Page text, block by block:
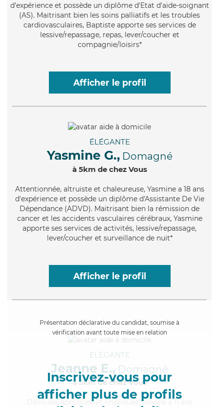
d'expérience et possède un diplôme d'Etat d'aide-soignant
(AS). Maitrisant bien les soins palliatifs et les troubles
cardiovasculaires, Baptiste apporte ses services de
lessive/repassage, repas, lever/coucher et
compagnie/loisirs*
Afficher le profil
ÉLÉGANTE
Yasmine G., Domagné
à 5km de chez Vous
Attentionnée, altruiste et chaleureuse, Yasmine a 18 ans
d'expérience et possède un diplôme d'Assistante De Vie
Dépendance (ADVD). Maitrisant bien la rémission de
cancer et les accidents vasculaires cérébraux, Yasmine
apporte ses services de activités, lessive/repassage,
lever/coucher et surveillance de nuit*
Afficher le profil
Présentation déclarative du candidat, soumise à
vérification avant toute mise en relation
Inscrivez-vous pour
afficher plus de profils
ÉLÉGANTE
Jeanne E., Domagné
à 5km de chez Vous
, appliquée et impliquée, Jeanne a 11 ans